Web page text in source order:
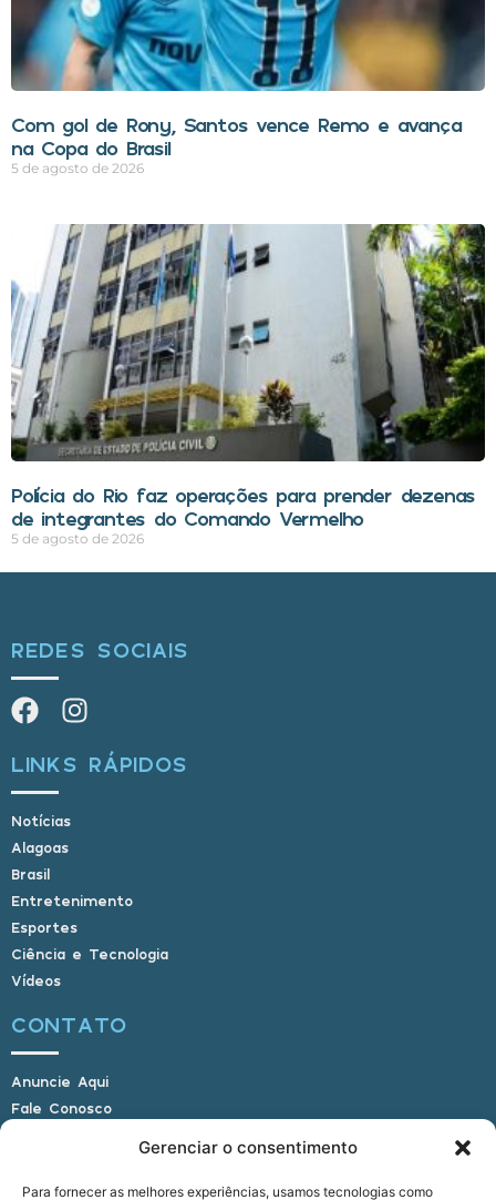
Gerenciar o consentimento
Para fornecer as melhores experiências, usamos tecnologias como
Com gol de Rony, Santos vence Remo e avança
na Copa do Brasil
5 de agosto de 2026
Polícia do Rio faz operações para prender dezenas
de integrantes do Comando Vermelho
5 de agosto de 2026
REDES SOCIAIS
LINKS RÁPIDOS
Notícias
Alagoas
Brasil
Entretenimento
Esportes
Ciência e Tecnologia
Vídeos
CONTATO
Anuncie Aqui
Fale Conosco